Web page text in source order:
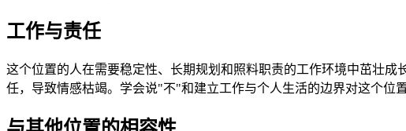
工作与责任
这个位置的人在需要稳定性、长期规划和照料职责的工作环境中茁壮
任，导致情感枯竭。学会说"不"和建立工作与个人生活的边界对这个位置